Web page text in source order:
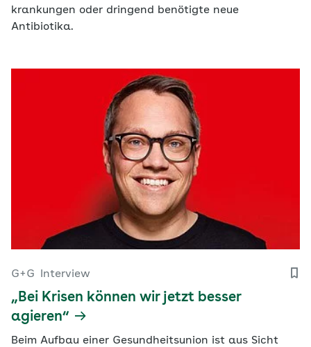
krankungen oder dringend benötigte neue
Antibiotika.
G+G Interview
„Bei Krisen können wir jetzt besser
agieren“
Beim Aufbau einer Gesundheitsunion ist aus Sicht